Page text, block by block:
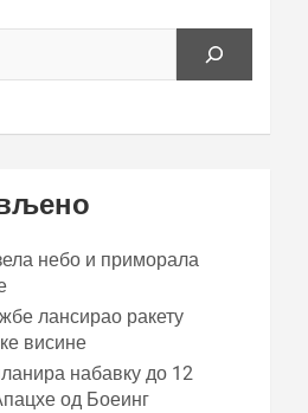
небо и приморала
лансирао ракету
висине
набавку до 12
од Боеинг